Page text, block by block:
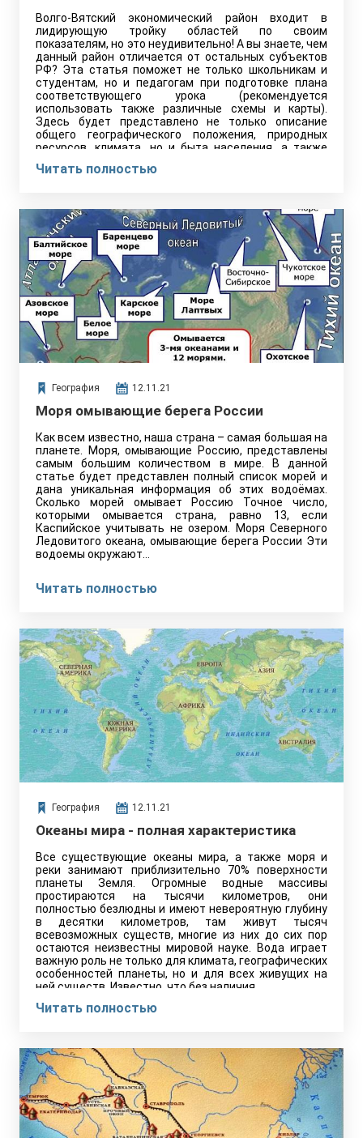
Волго-Вятский экономический район входит в
лидирующую тройку областей по своим
показателям, но это неудивительно! А вы знаете, чем
данный район отличается от остальных субъектов
РФ? Эта статья поможет не только школьникам и
студентам, но и педагогам при подготовке плана
соответствующего урока (рекомендуется
использовать также различные схемы и карты).
Здесь будет представлено не только описание
общего географического положения, природных
ресурсов, климата, но и быта населения, а также
Читать полностью
География 12.11.21
Моря омывающие берега России
Как всем известно, наша страна – самая большая на
планете. Моря, омывающие Россию, представлены
самым большим количеством в мире. В данной
статье будет представлен полный список морей и
дана уникальная информация об этих водоёмах.
Сколько морей омывает Россию Точное число,
которыми омывается страна, равно 13, если
Каспийское учитывать не озером. Моря Северного
Ледовитого океана, омывающие берега России Эти
водоемы окружают…
Читать полностью
География 12.11.21
Океаны мира - полная характеристика
Все существующие океаны мира, а также моря и
реки занимают приблизительно 70% поверхности
планеты Земля. Огромные водные массивы
простираются на тысячи километров, они
полностью безлюдны и имеют невероятную глубину
в десятки километров, там живут тысяч
всевозможных существ, многие из них до сих пор
остаются неизвестны мировой науке. Вода играет
важную роль не только для климата, географических
особенностей планеты, но и для всех живущих на
ней существ. Известно, что без наличия…
Читать полностью